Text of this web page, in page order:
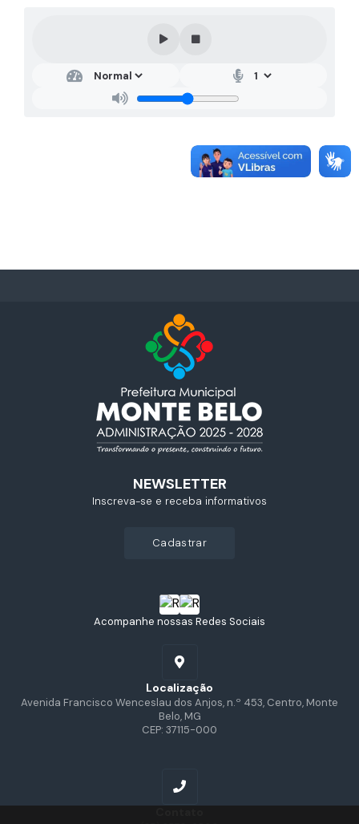
Acompanhe nossas Redes Sociais
Localização
Avenida Francisco Wenceslau dos Anjos, n.º 453, Centro, Monte
Belo, MG
CEP: 37115-000
NEWSLETTER
Inscreva-se e receba informativos
cadastrar